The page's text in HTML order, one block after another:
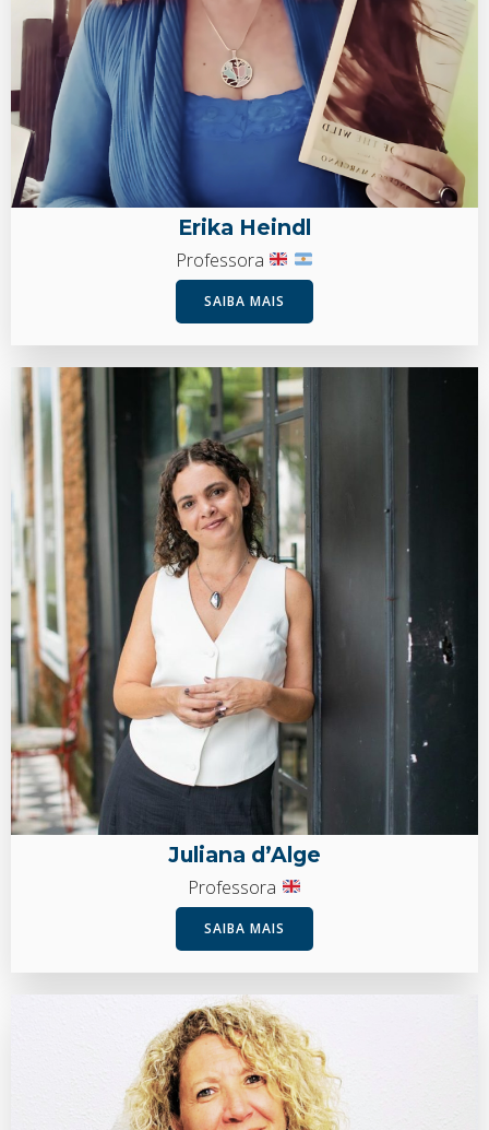
Erika Heindl
Professora
SAIBA MAIS
Juliana d’Alge
Professora
SAIBA MAIS